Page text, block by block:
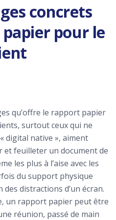
concrets
pour le
qu’offre le rapport papier
surtout ceux qui ne
digital native », aiment
feuilleter un document de
les plus à l’aise avec les
du support physique
distractions d’un écran.
un rapport papier peut être
réunion, passé de main